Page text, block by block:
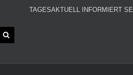
TAGESAKTUELL INFORMIERT